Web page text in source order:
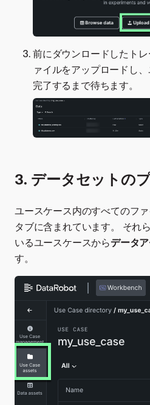
前にダウンロードしたト
ァイルをアップロードし
完了するまで待ちます。
3. データセットの
ユースケース内のすべてのファ
タブに含まれています。 それ
いるユースケースからデータ
す。